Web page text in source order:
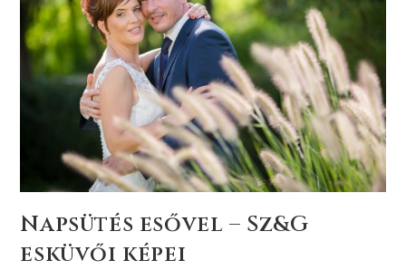
Napsütés esővel – Sz&G
esküvői képei